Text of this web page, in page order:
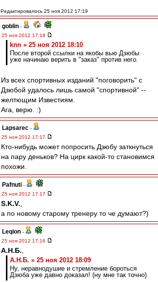
Редактировалось 25 ноя 2012 17:19
goblin -
25 ноя 2012 17:18
knn » 25 ноя 2012 18:10
После второй ссылки на якобы вью Дзюбы
уже начинаю верить в "заказ" против него.
Из всех спортивных изданий "поговорить" с
Дзюбой удалось лишь самой "спортивной" --
желтющим Известиям.
Ага, верю. :)
Lapsarec -
25 ноя 2012 17:17
Кто-нибудь может попросить Дзюбу заткнуться
на пару деньков? На цирк какой-то становимся
похожи.
Pafnuti -
25 ноя 2012 17:17
S.K.V.
а по новому старому тренеру то че думают?)
Leqion -
25 ноя 2012 17:16
А.Н.Б.
А.Н.Б. » 25 ноя 2012 18:09
Ну, неравнодушие и стремление бороться
Дзюба уже давно доказал! (ну мне так точно)